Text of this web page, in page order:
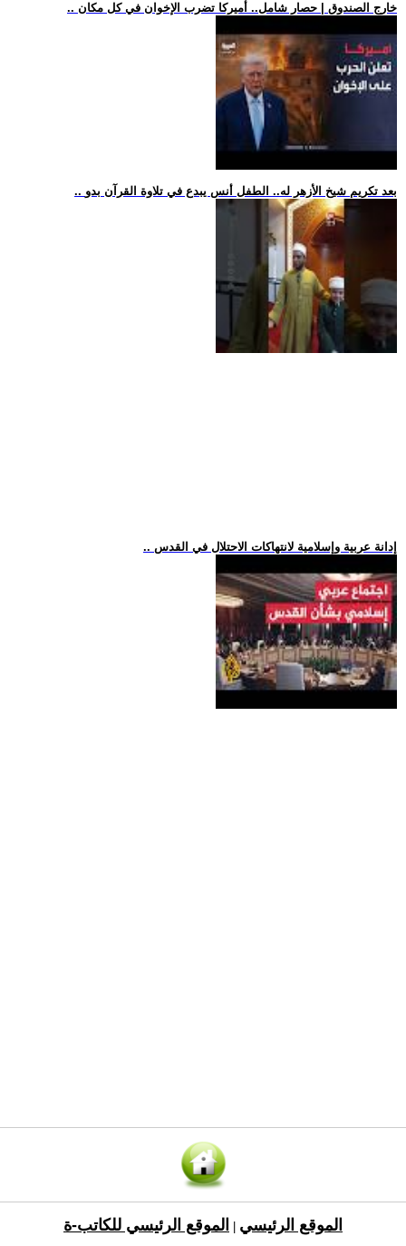
.. خارج الصندوق | حصار شامل.. أميركا تضرب الإخوان في كل مكان
.. بعد تكريم شيخ الأزهر له.. الطفل أنس يبدع في تلاوة القرآن بدو
.. إدانة عربية وإسلامية لانتهاكات الاحتلال في القدس
الموقع الرئيسي الموقع الرئيسي للكاتب-ة